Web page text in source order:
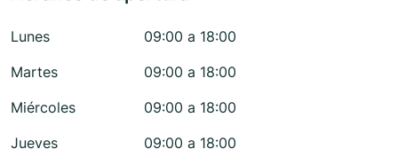
Lunes
09:00 a 18:00
Martes
09:00 a 18:00
Miércoles
09:00 a 18:00
Jueves
09:00 a 18:00